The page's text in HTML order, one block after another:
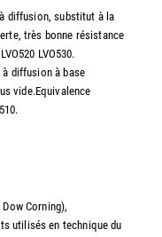
diffusion, substitut à la
très bonne résistance
LVO530.
diffusion à base
vide.Equivalence
Corning),
utilisés en technique du